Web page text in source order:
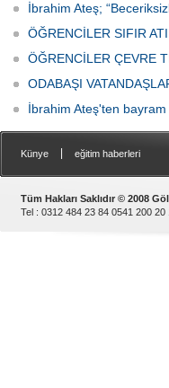
İbrahim Ateş;
ÖĞRENCİLER SIFIR
ÖĞRENCİLER ÇEVRE
ODABAŞI
İbrahim Ateş'ten bayram
Künye eğitim haberleri
Tüm Hakları Saklıdır © 2008
Tel : 0312 484 23 84 0541 200